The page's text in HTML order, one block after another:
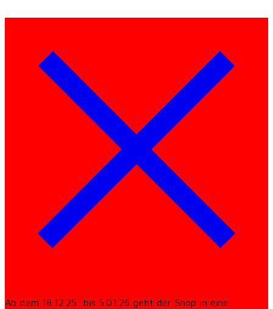
Ab dem 18.12.25 bis 5.01.26 geht der Shop in eine